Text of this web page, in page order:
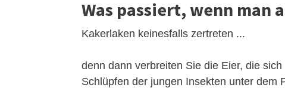
Was passiert, wenn man
Kakerlaken keinesfalls zertreten ...
denn dann verbreiten Sie die Eier, die
Schlüpfen der jungen Insekten unter dem